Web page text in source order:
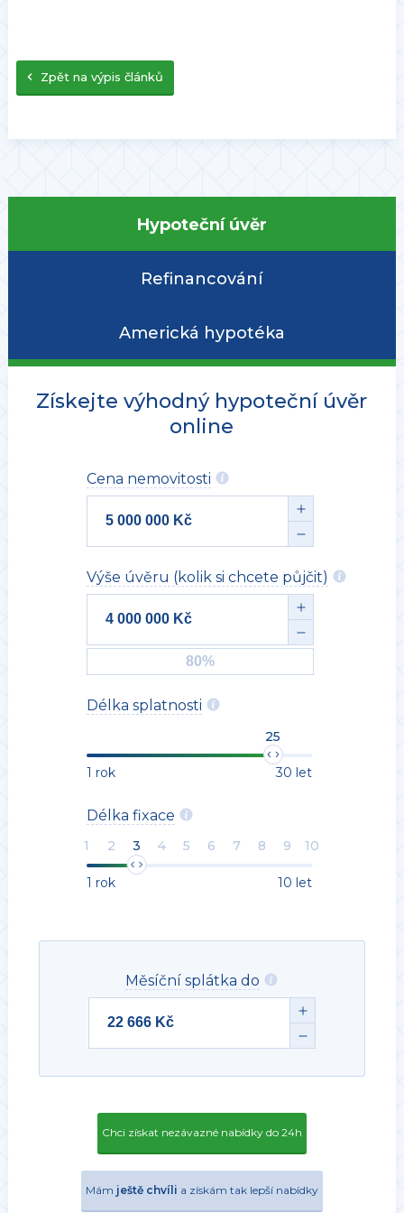
Zpět na výpis článků
Hypoteční úvěr
Refinancování
Americká hypotéka
Získejte výhodný hypoteční úvěr
online
Cena nemovitosti
Výše úvěru (kolik si chcete půjčit)
Délka splatnosti
25
1 rok 30 let
Délka fixace
1 2 3 4 5 6 7 8 9 10
1 rok 10 let
Měsíční splátka do
Chci získat nezávazné nabídky do 24h
Mám ještě chvíli a získám tak lepší nabídky